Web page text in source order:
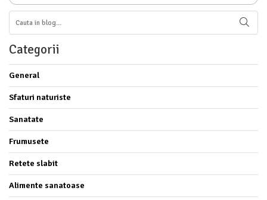
Categorii
General
Sfaturi naturiste
Sanatate
Frumusete
Retete slabit
Alimente sanatoase